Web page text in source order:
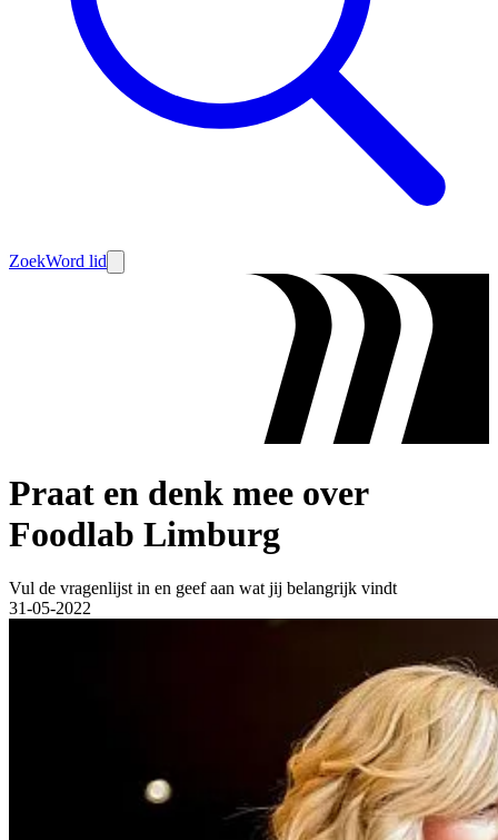
ZoekWord lid
Praat en denk mee over
Foodlab Limburg
Vul de vragenlijst in en geef aan wat jij belangrijk vindt
31-05-2022